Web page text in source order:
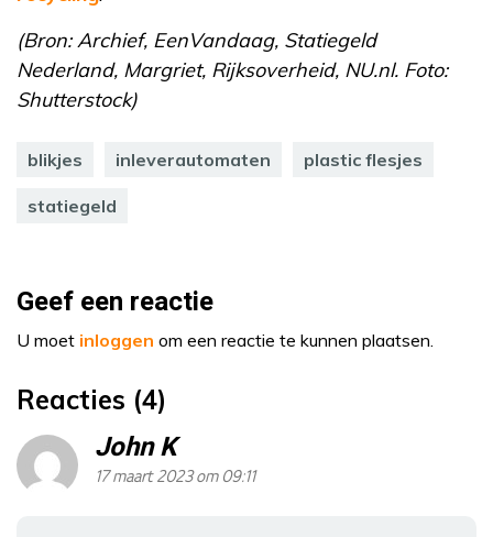
(Bron: Archief, EenVandaag, Statiegeld
Nederland, Margriet, Rijksoverheid, NU.nl. Foto:
Shutterstock)
blikjes inleverautomaten plastic flesjes
statiegeld
Geef een reactie
U moet inloggen om een reactie te kunnen plaatsen.
Reacties (4)
John K
17 maart 2023 om 09:11